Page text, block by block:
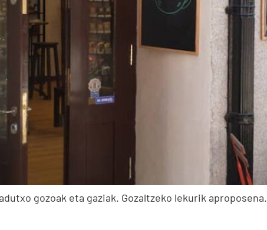
gozoak eta gaziak. Gozaltzeko lekurik aproposena.